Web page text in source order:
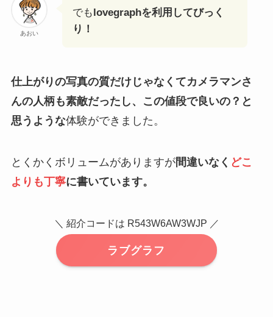
あおい
でもlovegraphを利用してびっく
り！
仕上がりの写真の質だけじゃなくてカメラマンさ
んの人柄も素敵だったし、この値段で良いの？と
思うような体験ができました。
とくかくボリュームがありますが間違いなく どこ
よりも丁寧に書いています。
＼ 紹介コードは R543W6AW3WJP ／
ラブグラフ